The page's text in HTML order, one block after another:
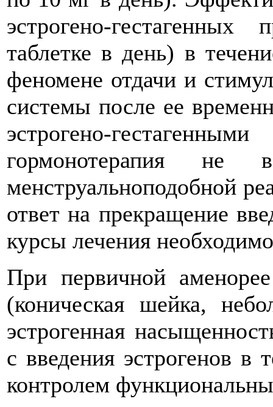
эстрогено-
таблетке в день) в
феномене отдачи и
системы после ее
эстрогено-
гормонотерапия не
менструальноподобной
ответ на прекращение
курсы лечения
При первичной
(коническая шейка,
эстрогенная
с введения эстрогенов в
контролем